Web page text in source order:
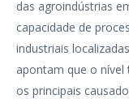
das agroindústrias
capacidade de
industriais
apontam que o
os principais